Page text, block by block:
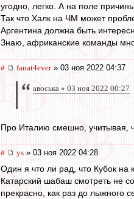
угодно, легко. А на поле
Так что Халк на ЧМ может
Аргентина должна быть
Знаю, африканские команды
# fanat4ever» 03 ноя 2022 04:37
авоська » 03 ноя 2022 00:27
Про Италию смешно, учитывая,
# ys » 03 ноя 2022 04:28
Один я что ли рад, что Кубок на
Катарский шабаш смотреть не
прекрасно, как раз до лыжного